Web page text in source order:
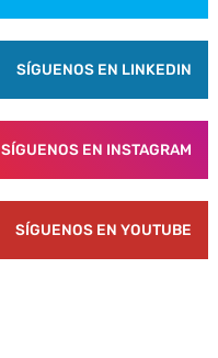
SÍGUENOS EN LINKEDIN
SÍGUENOS EN INSTAGRAM
SÍGUENOS EN YOUTUBE